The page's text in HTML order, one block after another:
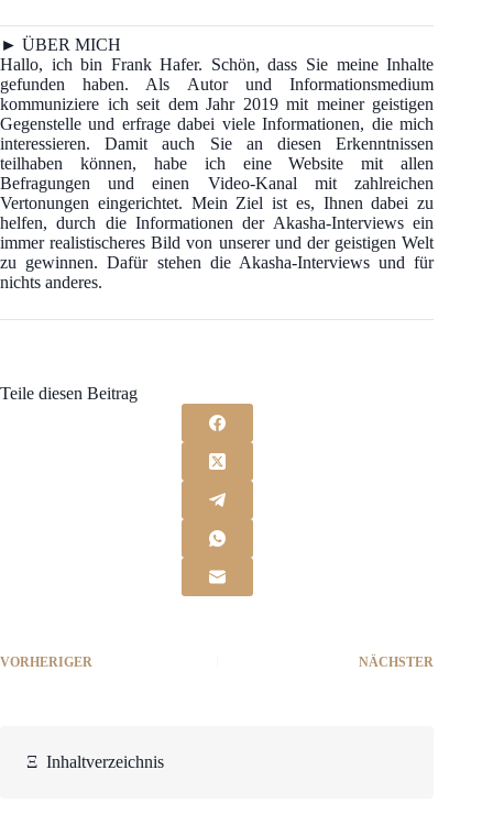
► ÜBER MICH
Hallo, ich bin Frank Hafer. Schön, dass Sie meine Inhalte
gefunden haben. Als Autor und Informationsmedium
kommuniziere ich seit dem Jahr 2019 mit meiner geistigen
Gegenstelle und erfrage dabei viele Informationen, die mich
interessieren. Damit auch Sie an diesen Erkenntnissen
teilhaben können, habe ich eine Website mit allen
Befragungen und einen Video-Kanal mit zahlreichen
Vertonungen eingerichtet. Mein Ziel ist es, Ihnen dabei zu
helfen, durch die Informationen der Akasha-Interviews ein
immer realistischeres Bild von unserer und der geistigen Welt
zu gewinnen. Dafür stehen die Akasha-Interviews und für
nichts anderes.
Teile diesen Beitrag
VORHERIGER NÄCHSTER
Ξ Inhaltverzeichnis